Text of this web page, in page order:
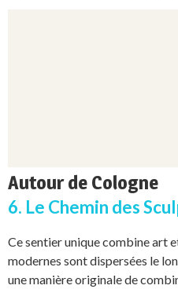
Autour de Cologne
6. Le Chemin des
Ce sentier unique combine art
modernes sont dispersées le
une manière originale de